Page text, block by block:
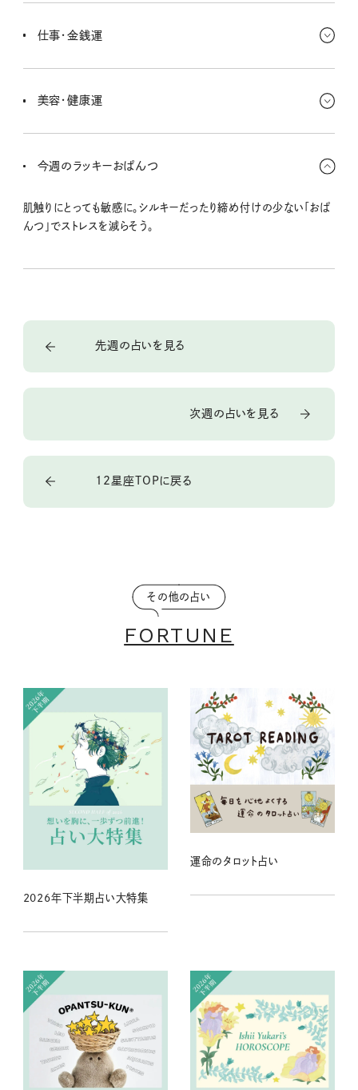
り上がっているし、近くへの旅もご縁を温めてくれるよ。過去のご縁
仕事・金銭運
か、結果が大きく跳ねるってことも。前向きに捉えていこう。誰かのた
美容・健康運
れがちなので、刺激物を避けたり、敏感肌用のスキンケアに切り替
今週のラッキーおぱんつ
肌触りにとっても敏感に。シルキーだったり締め付けの少ない「おぱ
んつ」でストレスを減らそう。
先週の占いを見る
次週の占いを見る
12星座TOPに戻る
その他の占い
FORTUNE
2026年下半期占い大特集
運命のタロット占い